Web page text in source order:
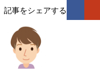
記事をシェアする